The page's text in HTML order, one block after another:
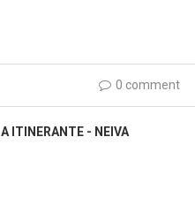
0 comment
A ITINERANTE - NEIVA